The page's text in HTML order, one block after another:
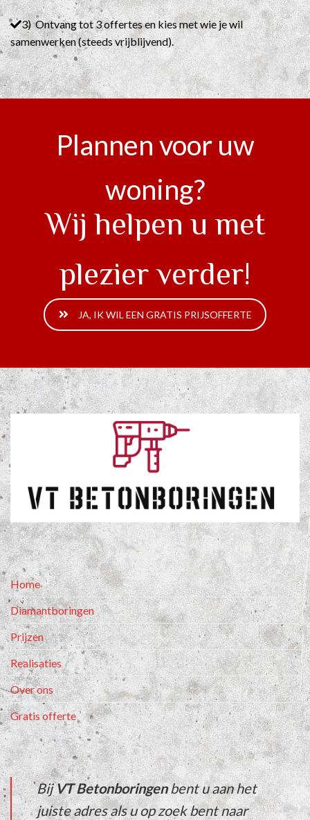
3) Ontvang tot 3 offertes en kies met wie je wil
samenwerken (steeds vrijblijvend).
Plannen voor uw
woning?
Wij helpen u met
plezier verder!
JA, IK WIL EEN GRATIS PRIJSOFFERTE
Home
Diamantboringen
Prijzen
Realisaties
Over ons
Gratis offerte
BijVT Betonboringenbent u aan het
juiste adres als u op zoek bent naar